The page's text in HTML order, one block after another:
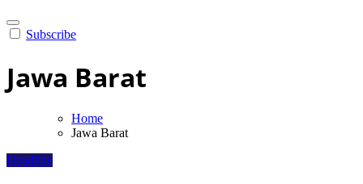
Subscribe
Jawa Barat
Home
Jawa Barat
Headline